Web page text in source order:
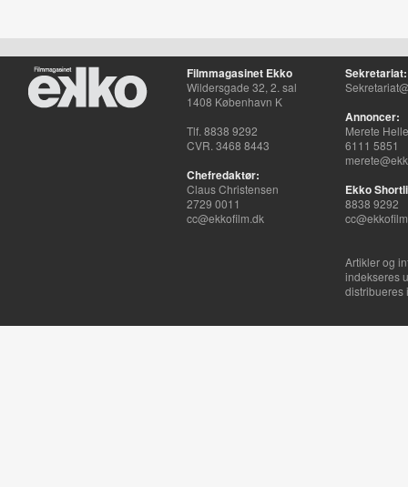
Filmmagasinet Ekko
Wildersgade 32, 2. sal
1408 København K
Tlf. 8838 9292
CVR. 3468 8443
Chefredaktør:
Claus Christensen
2729 0011
cc@ekkofilm.dk
Sekretariat:
Annoncer:
Merete
6111 5851
Ekko
8838 9292
Artikler og
indekseres
distribueres